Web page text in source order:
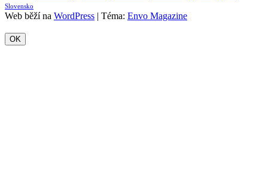
Slovensko
Web běží na WordPress | Téma: Envo Magazine
OK